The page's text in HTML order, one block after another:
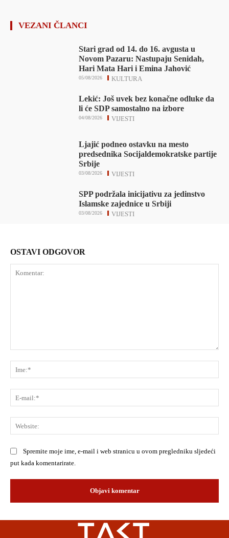
VEZANI ČLANCI
Stari grad od 14. do 16. avgusta u
Novom Pazaru: Nastupaju Senidah,
Hari Mata Hari i Emina Jahović
KULTURA
05/08/2026
Lekić: Još uvek bez konačne odluke da
li će SDP samostalno na izbore
VIJESTI
04/08/2026
Ljajić podneo ostavku na mesto
predsednika Socijaldemokratske partije
Srbije
VIJESTI
03/08/2026
SPP podržala inicijativu za jedinstvo
Islamske zajednice u Srbiji
VIJESTI
03/08/2026
OSTAVI ODGOVOR
Spremite moje ime, e-mail i web stranicu u ovom pregledniku sljedeći
put kada komentarirate.